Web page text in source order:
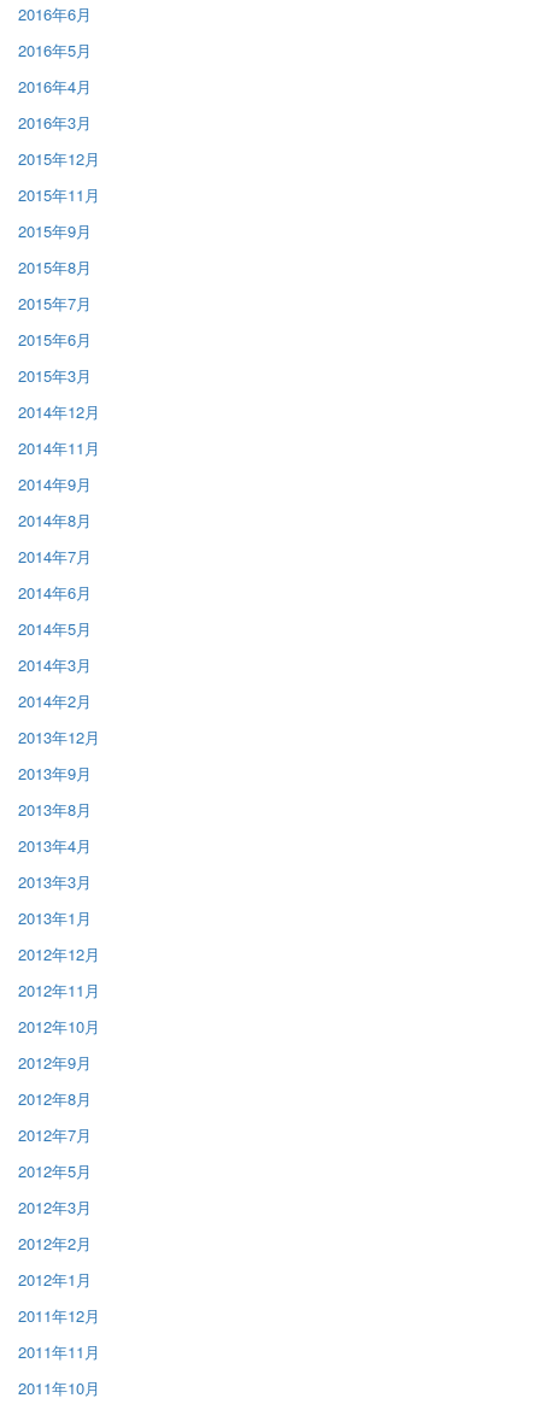
2016年6月
2016年5月
2016年4月
2016年3月
2015年12月
2015年11月
2015年9月
2015年8月
2015年7月
2015年6月
2015年3月
2014年12月
2014年11月
2014年9月
2014年8月
2014年7月
2014年6月
2014年5月
2014年3月
2014年2月
2013年12月
2013年9月
2013年8月
2013年4月
2013年3月
2013年1月
2012年12月
2012年11月
2012年10月
2012年9月
2012年8月
2012年7月
2012年5月
2012年3月
2012年2月
2012年1月
2011年12月
2011年11月
2011年10月